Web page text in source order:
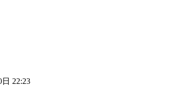
日 22:23